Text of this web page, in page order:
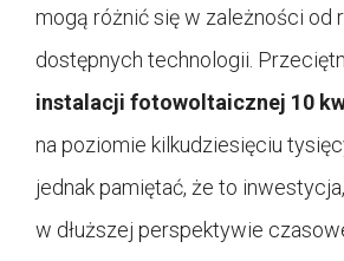
mogą różnić się w zależności od
dostępnych technologii.
instalacji fotowoltaicznej 10
na poziomie kilkudziesięciu
jednak pamiętać, że to
w dłuższej perspektywie